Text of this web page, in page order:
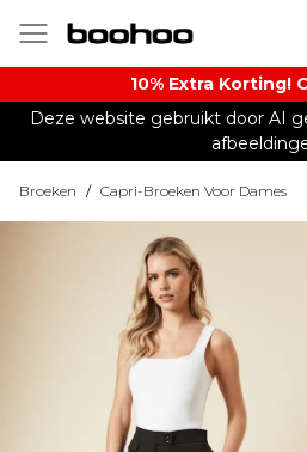
10% Extra Korting!
Deze website gebruikt door AI
Broeken / Capri-Broeken Voor Dames